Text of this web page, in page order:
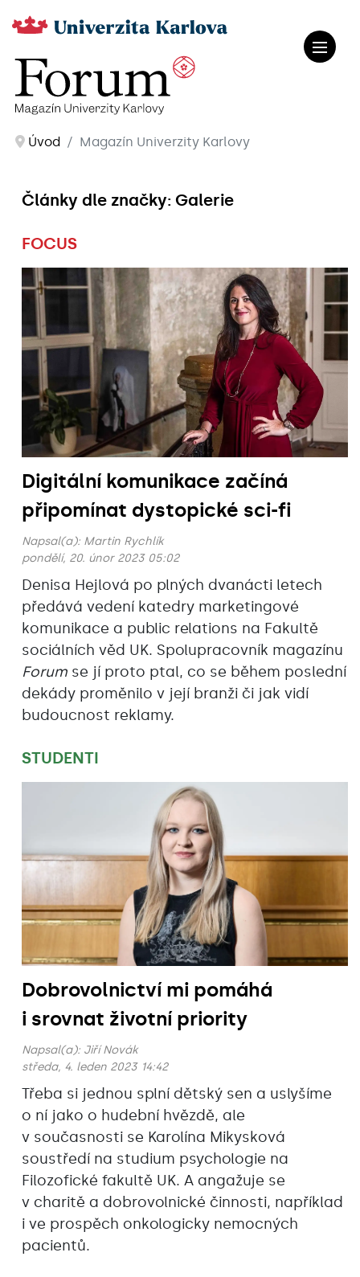
Úvod Magazín Univerzity Karlovy
Články dle značky: Galerie
FOCUS
Digitální komunikace začíná
připomínat dystopické sci-fi
Napsal(a): Martin Rychlík
pondělí, 20. únor 2023 05:02
Denisa Hejlová po plných dvanácti letech
předává vedení katedry marketingové
komunikace a public relations na Fakultě
sociálních věd UK. Spolupracovník magazínu
Forum se jí proto ptal, co se během poslední
dekády proměnilo v její branži či jak vidí
budoucnost reklamy.
STUDENTI
Dobrovolnictví mi pomáhá
i srovnat životní priority
Napsal(a): Jiří Novák
středa, 4. leden 2023 14:42
Třeba si jednou splní dětský sen a uslyšíme
o ní jako o hudební hvězdě, ale
v současnosti se Karolína Mikysková
soustředí na studium psychologie na
Filozofické fakultě UK. A angažuje se
v charitě a dobrovolnické činnosti, například
i ve prospěch onkologicky nemocných
pacientů.